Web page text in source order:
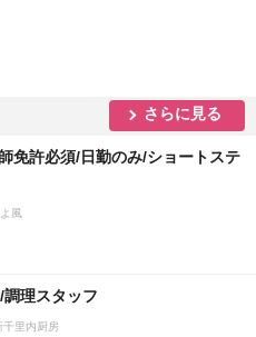
さらに見る
免許必須/日勤のみ/ショートステ
風
理スタッフ
千里内厨房